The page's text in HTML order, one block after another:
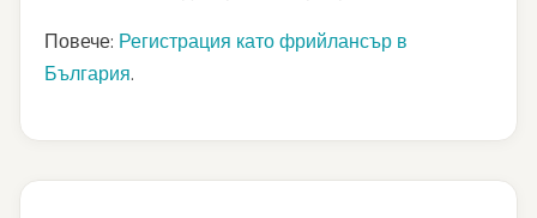
Повече: Регистрация като фрийлансър в
България.